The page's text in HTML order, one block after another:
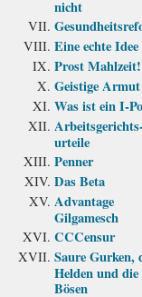
nicht
Eine echte Idee
Prost Mahlzeit!
Geistige Armut
Was ist ein I-
urteile
Penner
Das Beta
Advantage
Gilgamesch
CCCensur
Saure Gurken,
Helden und die
Bösen